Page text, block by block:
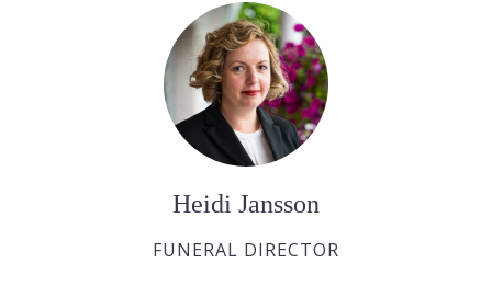
Heidi Jansson
FUNERAL DIRECTOR